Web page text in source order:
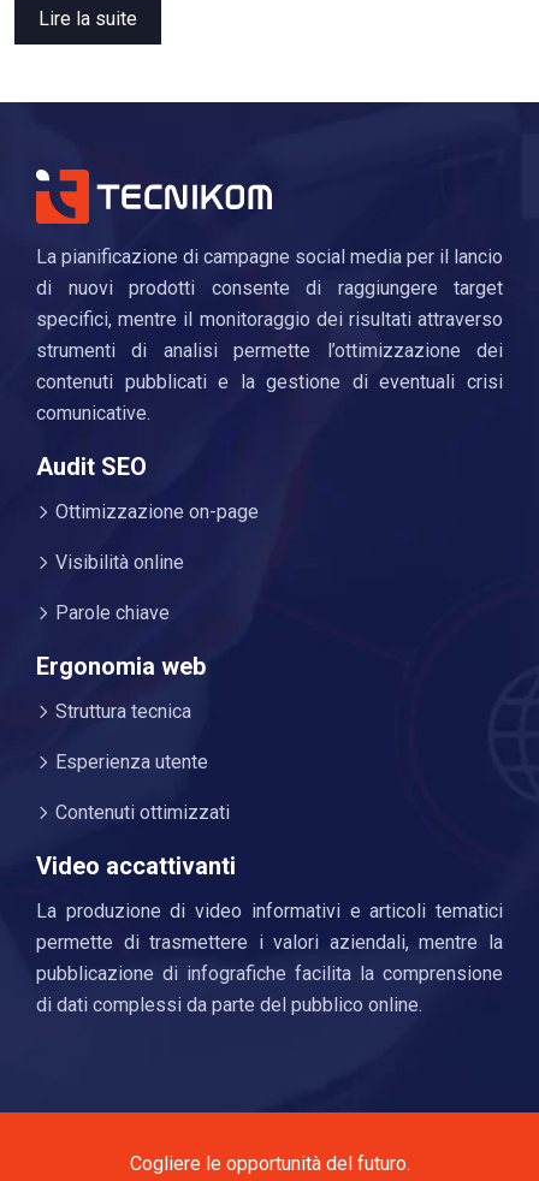
Lire la suite
La pianificazione di campagne social media per il lancio
di nuovi prodotti consente di raggiungere target
specifici, mentre il monitoraggio dei risultati attraverso
strumenti di analisi permette l’ottimizzazione dei
contenuti pubblicati e la gestione di eventuali crisi
comunicative.
Audit SEO
Ottimizzazione on-page
Visibilità online
Parole chiave
Ergonomia web
Struttura tecnica
Esperienza utente
Contenuti ottimizzati
Video accattivanti
La produzione di video informativi e articoli tematici
permette di trasmettere i valori aziendali, mentre la
pubblicazione di infografiche facilita la comprensione
di dati complessi da parte del pubblico online.
Cogliere le opportunità del futuro.